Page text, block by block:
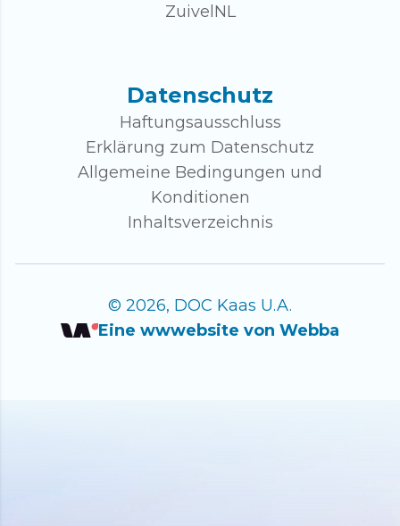
ZuivelNL
Datenschutz
Haftungsausschluss
Erklärung zum Datenschutz
Allgemeine Bedingungen und
Konditionen
Inhaltsverzeichnis
© 2026, DOC Kaas U.A.
Eine wwwebsite von Webba